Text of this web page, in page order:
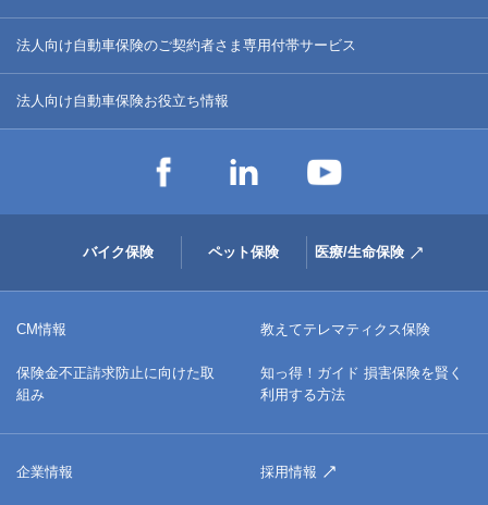
法人向け自動車保険のご契約者さま専用付帯サービス
法人向け自動車保険お役立ち情報
バイク保険 ペット保険 医療/生命保険
CM情報 教えてテレマティクス保険
保険金不正請求防止に向けた取
組み
知っ得！ガイド 損害保険を賢く
利用する方法
企業情報 採用情報